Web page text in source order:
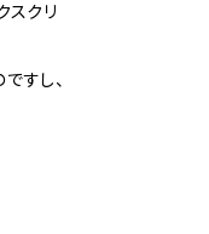
スクリ
すし、